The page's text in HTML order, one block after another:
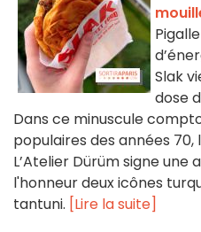
Slak
dose
Dans ce minuscule
populaires des années 70,
L’Atelier Dürüm signe une
l'honneur deux icônes
tantuni. [Lire la suite]